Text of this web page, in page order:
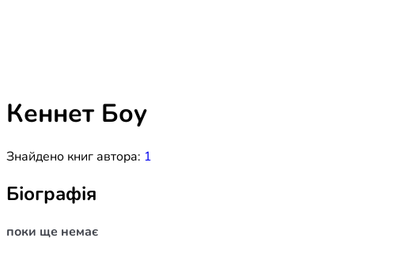
Кеннет Боу
Знайдено книг автора: 1
Біографія
поки ще немає